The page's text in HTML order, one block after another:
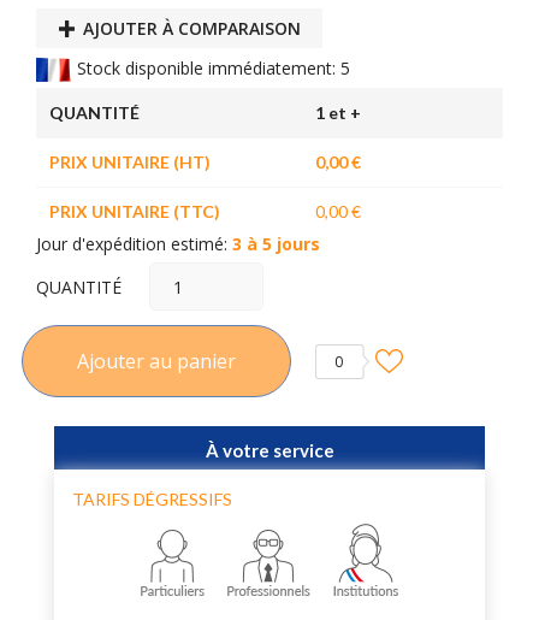
AJOUTER À COMPARAISON
Stock disponible immédiatement: 5
QUANTITÉ 1 et +
PRIX UNITAIRE (HT) 0,00 €
PRIX UNITAIRE (TTC) 0,00 €
Jour d'expédition estimé: 3 à 5 jours
QUANTITÉ
Ajouter au panier 0
À votre service
TARIFS DÉGRESSIFS